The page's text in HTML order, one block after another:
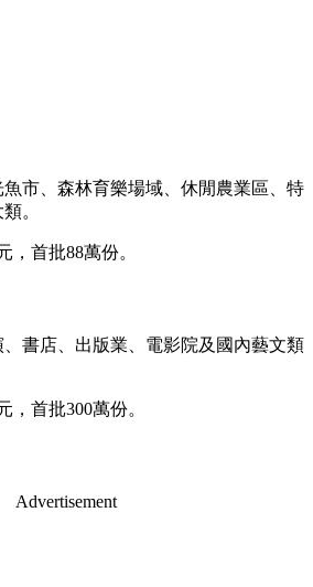
市、森林育樂場域、休閒農業區、特
。
，首批88萬份。
書店、出版業、電影院及國內藝文類
，首批300萬份。
Advertisement